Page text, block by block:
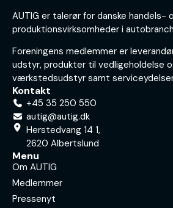
AUTIG er talerør for danske handels-
produktionsvirksomheder i
Foreningens medlemmer er
udstyr, produkter til vedligeholdelse
værkstedsudstyr samt
Kontakt
+45 35 250 550
autig@autig.dk
Herstedvang 14 1,
2620 Albertslund
Menu
Om AUTIG
Medlemmer
Pressenyt